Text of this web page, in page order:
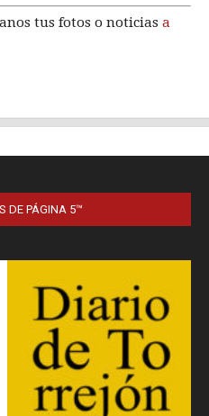
DE PÁGINA 5™